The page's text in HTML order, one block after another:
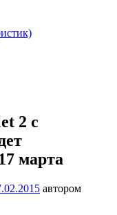
2 с
марта
автором